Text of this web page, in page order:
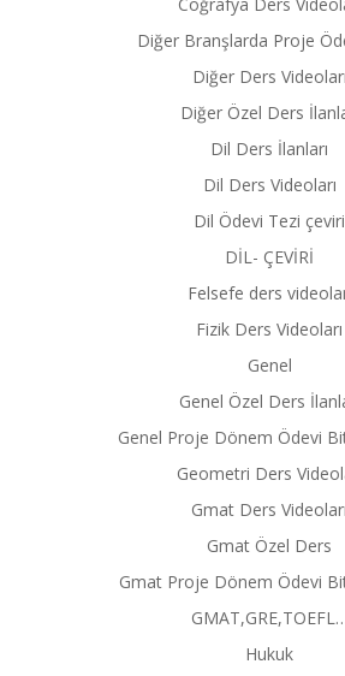
Diğer Branşlarda Proje
Diğer Ders Videoları
Diğer Özel Ders
Dil Ders İlanları
Dil Ders Videoları
Dil Ödevi Tezi çeviri
DİL- ÇEVİRİ
Felsefe ders
Fizik Ders Videoları
Genel
Genel Özel Ders
Genel Proje Dönem Ödevi
Geometri Ders
Gmat Ders Videoları
Gmat Özel Ders
Gmat Proje Dönem Ödevi
Hukuk